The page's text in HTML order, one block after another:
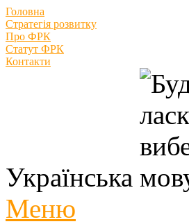
Головна
Стратегія розвитку
Про ФРК
Статут ФРК
Контакти
Українська
Меню